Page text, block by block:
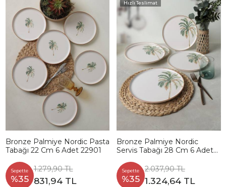
Bronze Palmiye Nordic Pasta
Tabağı 22 Cm 6 Adet 22901
Sepette
%35
1.279,90 TL
831,94 TL
Hızlı Teslimat
Bronze Palmiye Nordic
Servis Tabağı 28 Cm 6 Adet
Sepette
%35
2.037,90 TL
1.324,64 TL